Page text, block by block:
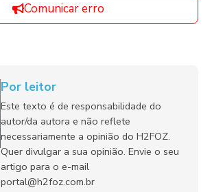
Comunicar erro
Por leitor
Este texto é de responsabilidade do
autor/da autora e não reflete
necessariamente a opinião do H2FOZ.
Quer divulgar a sua opinião. Envie o seu
artigo para o e-mail
portal@h2foz.com.br